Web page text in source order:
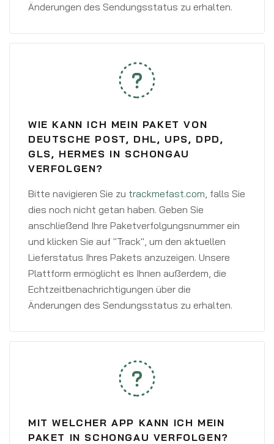
Änderungen des Sendungsstatus zu erhalten.
WIE KANN ICH MEIN PAKET VON
DEUTSCHE POST, DHL, UPS, DPD,
GLS, HERMES IN SCHONGAU
VERFOLGEN?
Bitte navigieren Sie zu trackmefast.com, falls Sie
dies noch nicht getan haben. Geben Sie
anschließend Ihre Paketverfolgungsnummer ein
und klicken Sie auf "Track", um den aktuellen
Lieferstatus Ihres Pakets anzuzeigen. Unsere
Plattform ermöglicht es Ihnen außerdem, die
Echtzeitbenachrichtigungen über die
Änderungen des Sendungsstatus zu erhalten.
MIT WELCHER APP KANN ICH MEIN
PAKET IN SCHONGAU VERFOLGEN?